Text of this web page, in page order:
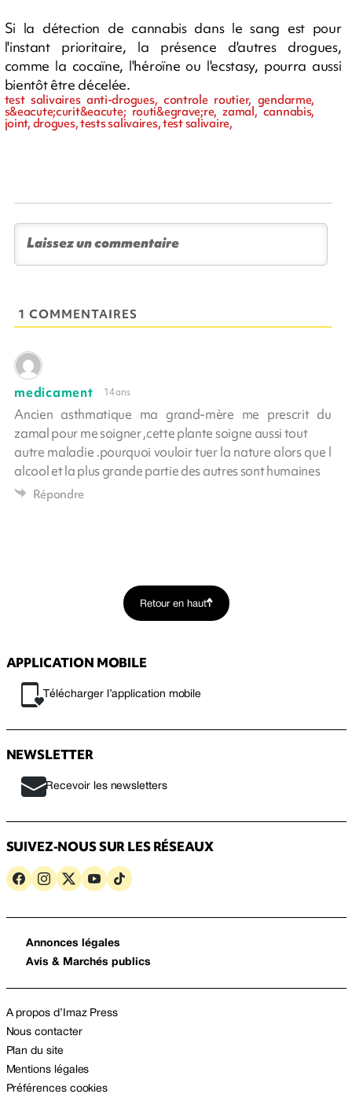
Si la détection de cannabis dans le sang est pour
l'instant prioritaire, la présence d'autres drogues,
comme la cocaïne, l'héroïne ou l'ecstasy, pourra aussi
bientôt être décelée.
test salivaires anti-drogues, controle routier, gendarme,
s&eacute;curit&eacute; routi&egrave;re, zamal, cannabis,
joint, drogues, tests salivaires, test salivaire,
1 COMMENTAIRES
medicament 14 ans
Ancien asthmatique ma grand-mère me prescrit du
zamal pour me soigner ,cette plante soigne aussi tout
autre maladie .pourquoi vouloir tuer la nature alors que l
alcool et la plus grande partie des autres sont humaines
Répondre
Retour en haut
APPLICATION MOBILE
Télécharger l’application mobile
NEWSLETTER
Recevoir les newsletters
SUIVEZ-NOUS SUR LES RÉSEAUX
Annonces légales
Avis & Marchés publics
A propos d’Imaz Press
Nous contacter
Plan du site
Mentions légales
Préférences cookies